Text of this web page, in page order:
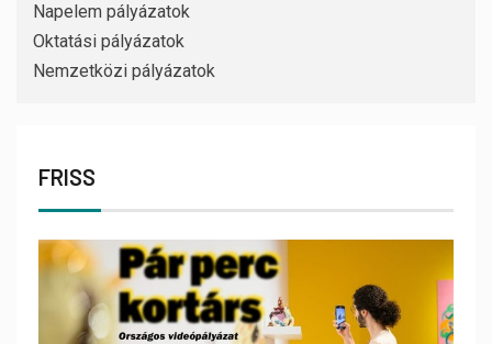
Napelem pályázatok
Oktatási pályázatok
Nemzetközi pályázatok
FRISS